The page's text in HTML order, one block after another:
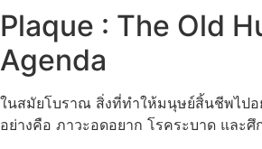
Plaque : The Old
Agenda
ในสมัยโบราณ สิ่งที่ทำให้มนุษย์สิ้นชีพไปอ
อย่างคือ ภาวะอดอยาก โรคระบาด และศึ